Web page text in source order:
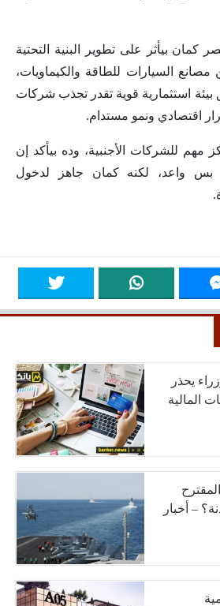
كمان بيأثر على تطوير البنية التحتية
مصانع السيارات للطاقة والكيماويات،
استثمارية قوية تقدر تجذب شركات
اقتصادي ونمو مستدام.
للشركات الأجنبية، وده بيأكد إن
واعد، لكنه كمان جاهز لدخول
يحذر
المالية
– أخبار